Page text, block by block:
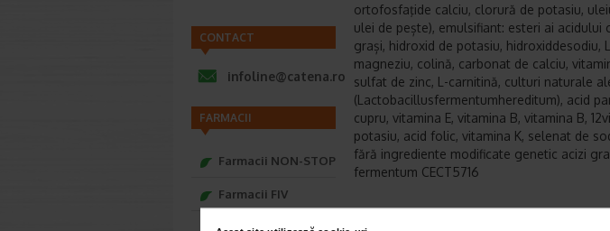
ortofosfaţide calciu, clorură de potasiu,
ulei de pește), emulsifiant: esteri ai
grași, hidroxid de potasiu, hidroxiddesodiu,
magneziu, colină, carbonat de calciu,
sulfat de zinc, L-carnitină, culturi naturale
(Lactobacillusfermentumhereditum), acid
cupru, vitamina E, vitamina B, vitamina B,
potasiu, acid folic, vitamina K, selenat de
fără ingrediente modificate genetic acizi
fermentum CECT5716
CONTACT
infoline@catena.ro
FARMACII
Farmacii NON-STOP
Farmacii FIV
Toate farmaciile